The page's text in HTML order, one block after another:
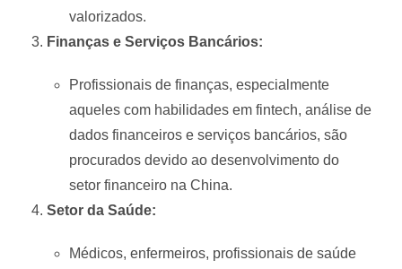
valorizados.
Finanças e Serviços Bancários:
Profissionais de finanças, especialmente
aqueles com habilidades em fintech, análise de
dados financeiros e serviços bancários, são
procurados devido ao desenvolvimento do
setor financeiro na China.
Setor da Saúde:
Médicos, enfermeiros, profissionais de saúde